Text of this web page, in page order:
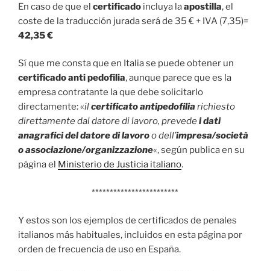
En caso de que el certificado incluya laapostilla, el
coste de la traducción jurada será de 35 € + IVA (7,35)=
42,35 €
Sí que me consta que en Italia se puede obtener un
certificado anti pedofilia, aunque parece que es la
empresa contratante la que debe solicitarlo
directamente: «ilcertificato antipedofilia richiesto
direttamente dal datore di lavoro, prevedei dati
anagrafici del datore di lavoroo dell’impresa/società
o associazione/organizzazione«, según publica en su
página el Ministerio de Justicia italiano.
************************
Y estos son los ejemplos de certificados de penales
italianos más habituales, incluidos en esta página por
orden de frecuencia de uso en España.